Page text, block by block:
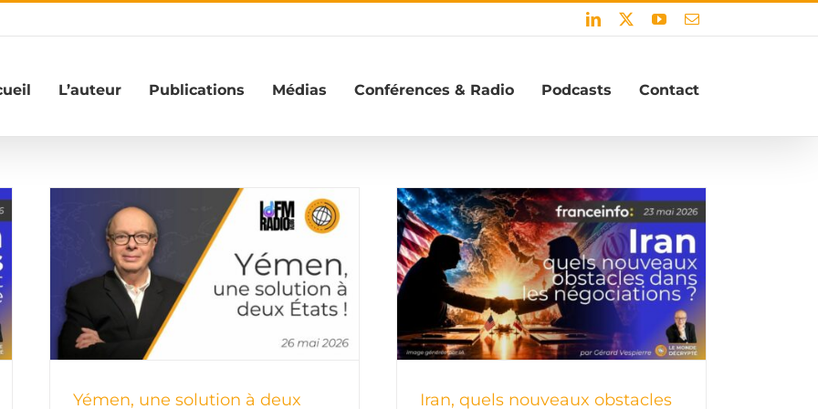
LinkedIn YouTubeEmail
L’auteur Publications Médias Conférences & Radio Podcasts Contact
!
Yémen, une solution à deux
Iran, quels nouveaux obstacles
dans les négociations ?
Iran, quels nouveaux obstacles